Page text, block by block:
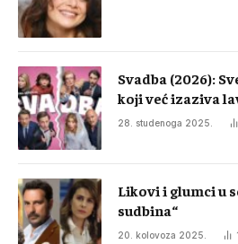
Svadba (2026):
koji već izaziva
28. studenoga 2025.
Likovi i glumci u
sudbina“
20. kolovoza 2025.